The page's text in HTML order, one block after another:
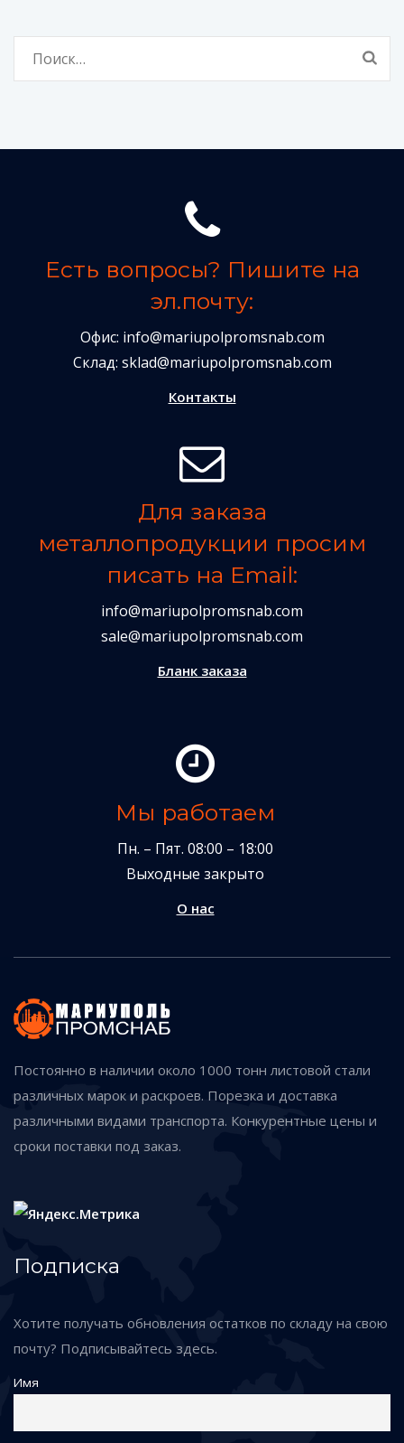
Есть вопросы? Пишите на
эл.почту:
Офис: info@mariupolpromsnab.com
Склад: sklad@mariupolpromsnab.com
Контакты
Для заказа
металлопродукции просим
писать на Email:
info@mariupolpromsnab.com
sale@mariupolpromsnab.com
Бланк заказа
Мы работаем
Пн. – Пят. 08:00 – 18:00
Выходные закрыто
О нас
Постоянно в наличии около 1000 тонн листовой стали
различных марок и раскроев. Порезка и доставка
различными видами транспорта. Конкурентные цены и
сроки поставки под заказ.
Подписка
Хотите получать обновления остатков по складу на свою
почту? Подписывайтесь здесь.
Имя